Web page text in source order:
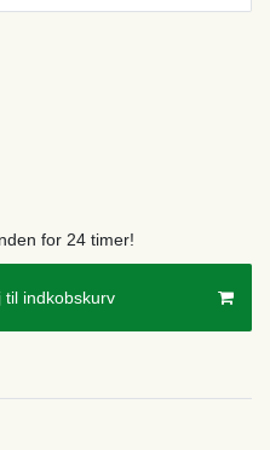
for 24 timer!
til indkobskurv